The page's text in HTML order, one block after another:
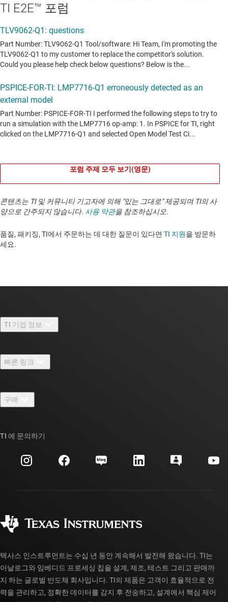
TI E2E™ 포럼
포럼 주제 모두 보기(영문)
콘텐츠는 TI 및 커뮤니티 기고자에 의해 "있는 그대로" 제공되며 TI의 사
양으로 간주되지 않습니다. 사용 약관을 참조하십시오.
품질, 패키징, TI에서 주문하는 데 대한 질문이 있다면 TI 지원을 방문하
세요. ​​​​​​​​​​​​​​
TI 기업 정보
채용
뉴스룸
이벤트
투자 관계
빠른 링크
TI E2E™ 설계 지원 포럼
대체품 검색
고객 지원 센터
myTI 계정 FAQ
구매
주문 FAQ
TI 에 문의하기
텍사스 인스트루먼트는 수십 년 동안 계속해서 발전해 왔습니다. TI는
아날로그와 임베디드 프로세싱 칩을 설계, 제조, 테스트 그리고 판매까
지 하는 글로벌 반도체 회사입니다. TI의 제품은 고객이 효율적으로 전
력을 관리하고, 정확한 데이터를 감지 후 전송하고, 설계에서 핵심 제어